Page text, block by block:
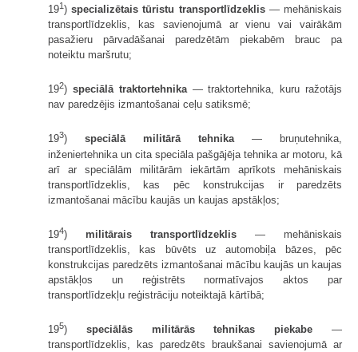
191)specializētais tūristu transportlīdzeklis— mehāniskais
transportlīdzeklis, kas savienojumā ar vienu vai vairākām
pasažieru pārvadāšanai paredzētām piekabēm brauc pa
noteiktu maršrutu;
192) speciālā traktortehnika— traktortehnika, kuru ražotājs
nav paredzējis izmantošanai ceļu satiksmē;
193) speciālā militārā tehnika— bruņutehnika,
inženiertehnika un cita speciāla pašgājēja tehnika ar motoru, kā
arī ar speciālām militārām iekārtām aprīkots mehāniskais
transportlīdzeklis, kas pēc konstrukcijas ir paredzēts
izmantošanai mācību kaujās un kaujas apstākļos;
194) militārais transportlīdzeklis — mehāniskais
transportlīdzeklis, kas būvēts uz automobiļa bāzes, pēc
konstrukcijas paredzēts izmantošanai mācību kaujās un kaujas
apstākļos un reģistrēts normatīvajos aktos par
transportlīdzekļu reģistrāciju noteiktajā kārtībā;
195) speciālās militārās tehnikas piekabe —
transportlīdzeklis, kas paredzēts braukšanai savienojumā ar